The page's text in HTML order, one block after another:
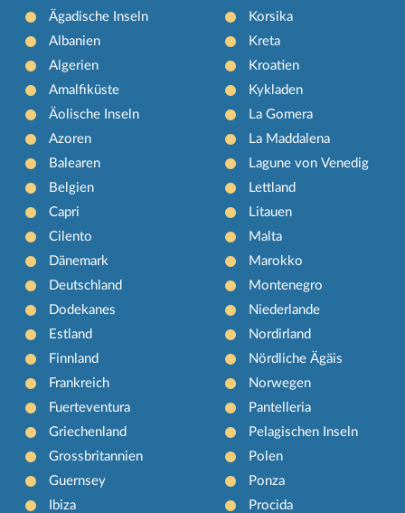
Ägadische Inseln
Albanien
Algerien
Amalfiküste
Äolische Inseln
Azoren
Balearen
Belgien
Capri
Cilento
Dänemark
Deutschland
Dodekanes
Estland
Finnland
Frankreich
Fuerteventura
Griechenland
Grossbritannien
Guernsey
Ibiza
Korsika
Kreta
Kroatien
Kykladen
La Gomera
La Maddalena
Lagune von Venedig
Lettland
Litauen
Malta
Marokko
Montenegro
Niederlande
Nordirland
Nördliche Ägäis
Norwegen
Pantelleria
Pelagischen Inseln
Polen
Ponza
Procida